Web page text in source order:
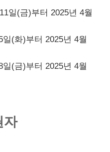
일(금)부터 2025년 4월
일(화)부터 2025년 4월
일(금)부터 2025년 4월
자